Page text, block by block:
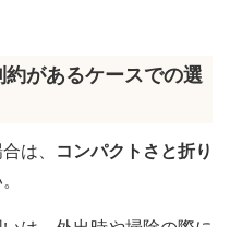
があるケースでの選
は、 コンパクトさと折り